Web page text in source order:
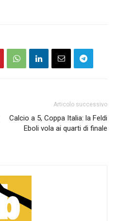
Articolo successivo
Calcio a 5, Coppa Italia: la Feldi
Eboli vola ai quarti di finale